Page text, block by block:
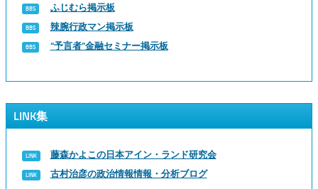
ふじむら掲示板
辣腕行政マン掲示板
“予言者”金融セミナー掲示板
LINK集
藤森かよこの日本アイン・ランド研究会
古村治彦の政治情報情報・分析ブログ